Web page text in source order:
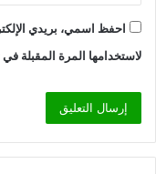
احفظ اسمي، بريدي
لاستخدامها المرة المقبلة